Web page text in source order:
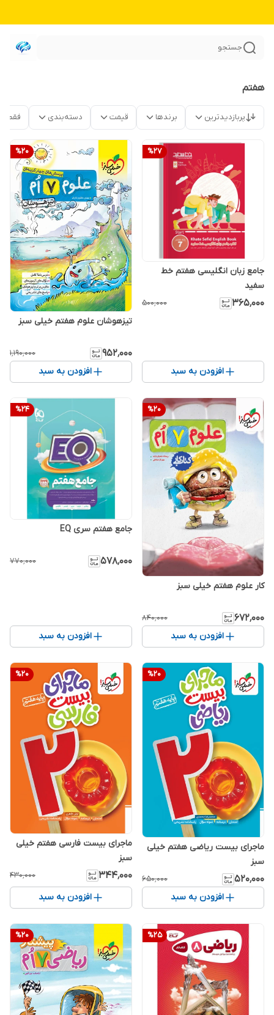
جستجو
هفتم
پربازدیدترین برندها قیمت دسته‌بندی فقط
%27
جامع زبان انگلیسی هفتم خط
سفید
۳۶۵٬۰۰۰ ۵۰۰٬۰۰۰
افزودن به سبد
%20
تیزهوشان علوم هفتم خیلی سبز
۹۵۲٬۰۰۰ ۱٬۱۹۰٬۰۰۰
افزودن به سبد
%20
کار علوم هفتم خیلی سبز
۶۷۲٬۰۰۰ ۸۴۰٬۰۰۰
افزودن به سبد
%24
جامع هفتم سری EQ
۵۷۸٬۰۰۰ ۷۷۰٬۰۰۰
افزودن به سبد
%20
ماجرای بیست ریاضی هفتم خیلی
سبز
۵۲۰٬۰۰۰ ۶۵۰٬۰۰۰
افزودن به سبد
%20
ماجرای بیست فارسی هفتم خیلی
سبز
۳۴۴٬۰۰۰ ۴۳۰٬۰۰۰
افزودن به سبد
%25
%20